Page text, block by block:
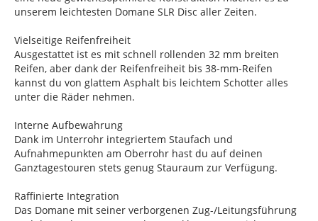
unserem leichtesten Domane SLR Disc aller Zeiten.
Vielseitige Reifenfreiheit
Ausgestattet ist es mit schnell rollenden 32 mm breiten
Reifen, aber dank der Reifenfreiheit bis 38-mm-Reifen
kannst du von glattem Asphalt bis leichtem Schotter alles
unter die Räder nehmen.
Interne Aufbewahrung
Dank im Unterrohr integriertem Staufach und
Aufnahmepunkten am Oberrohr hast du auf deinen
Ganztagestouren stets genug Stauraum zur Verfügung.
Raffinierte Integration
Das Domane mit seiner verborgenen Zug-/Leitungsführung